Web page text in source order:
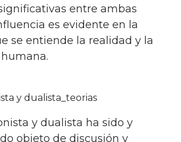
entre ambas
es evidente en la
se entiende la realidad y la
objeto de discusión y